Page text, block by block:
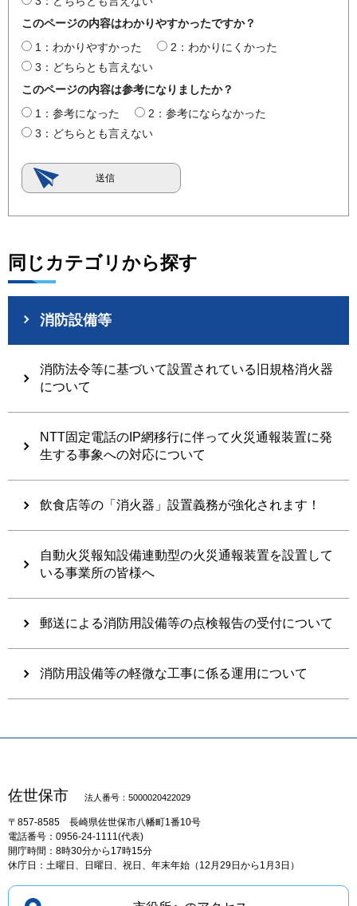
このページの内容はわかりやすかったですか？
1：わかりやすかった
2：わかりにくかった
3：どちらとも言えない
このページの内容は参考になりましたか？
1：参考になった
2：参考にならなかった
3：どちらとも言えない
同じカテゴリから探す
消防設備等
消防法令等に基づいて設置されている旧規格消火器
について
NTT固定電話のIP網移行に伴って火災通報装置に発
生する事象への対応について
飲食店等の「消火器」設置義務が強化されます！
自動火災報知設備連動型の火災通報装置を設置して
いる事業所の皆様へ
郵送による消防用設備等の点検報告の受付について
消防用設備等の軽微な工事に係る運用について
佐世保市 法人番号：5000020422029
〒857-8585 長崎県佐世保市八幡町1番10号
電話番号：0956-24-1111(代表)
開庁時間：8時30分から17時15分
休庁日：土曜日、日曜日、祝日、年末年始（12月29日から1月3日）